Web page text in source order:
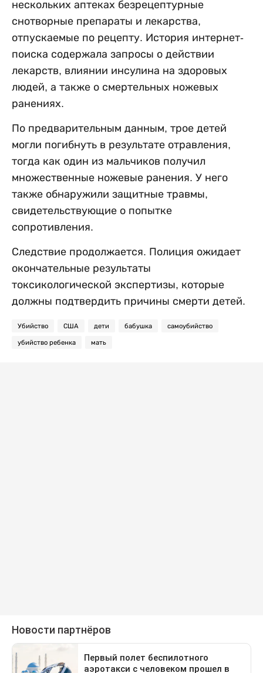
нескольких аптеках безрецептурные
снотворные препараты и лекарства,
отпускаемые по рецепту. История интернет-
поиска содержала запросы о действии
лекарств, влиянии инсулина на здоровых
людей, а также о смертельных ножевых
ранениях.
По предварительным данным, трое детей
могли погибнуть в результате отравления,
тогда как один из мальчиков получил
множественные ножевые ранения. У него
также обнаружили защитные травмы,
свидетельствующие о попытке
сопротивления.
Следствие продолжается. Полиция ожидает
окончательные результаты
токсикологической экспертизы, которые
должны подтвердить причины смерти детей.
Убийство США дети бабушка самоубийство
убийство ребенка мать